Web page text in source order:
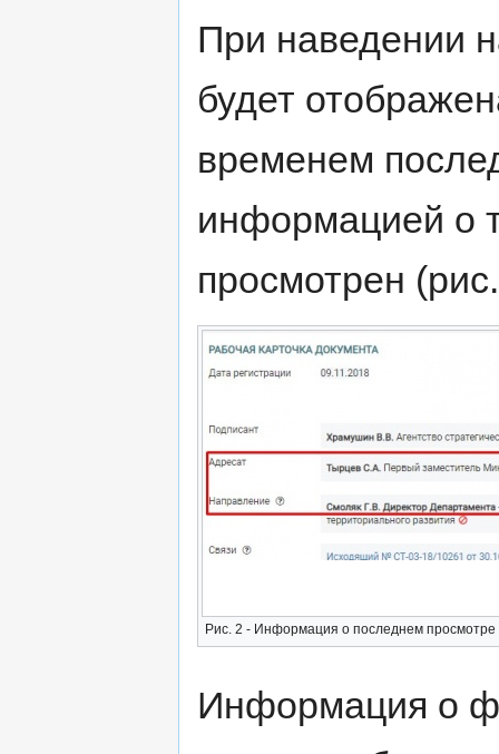
При наведении
будет
временем
информацией о
просмотрен
Рис. 2 - Информация о последнем просмотре
Информация о